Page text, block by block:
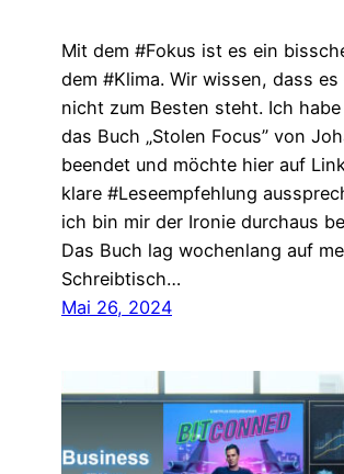
Mit dem #Fokus ist es ein
dem #Klima. Wir wissen, dass
nicht zum Besten steht. Ich
das Buch „Stolen Focus” von
beendet und möchte hier auf
klare #Leseempfehlung
ich bin mir der Ironie durchaus
Das Buch lag wochenlang auf
Schreibtisch…
Mai 26, 2024